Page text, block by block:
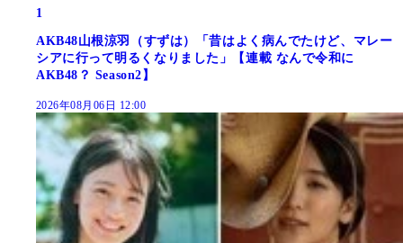
1
AKB48山根涼羽（すずは）「昔はよく病んでたけど、マレー
シアに行って明るくなりました」【連載 なんで令和に
AKB48？ Season2】
2026年08月06日 12:00